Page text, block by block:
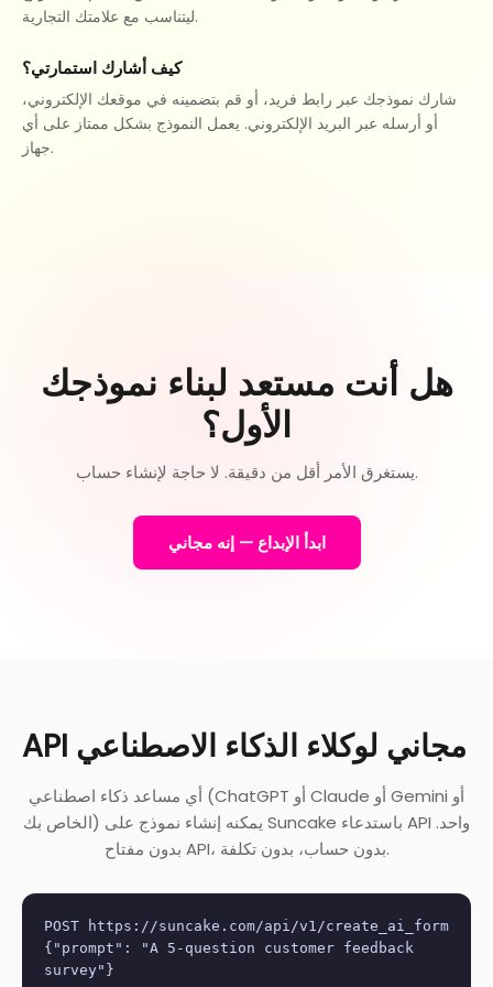
ليتناسب مع علامتك التجارية.
كيف أشارك استمارتي؟
شارك نموذجك عبر رابط فريد، أو قم بتضمينه في موقعك الإلكتروني،
أو أرسله عبر البريد الإلكتروني. يعمل النموذج بشكل ممتاز على أي
جهاز.
هل أنت مستعد لبناء نموذجك
الأول؟
يستغرق الأمر أقل من دقيقة. لا حاجة لإنشاء حساب.
ابدأ الإبداع — إنه مجاني
API مجاني لوكلاء الذكاء الاصطناعي
أي مساعد ذكاء اصطناعي (ChatGPT أو Claude أو Gemini أو
الخاص بك) يمكنه إنشاء نموذج على Suncake باستدعاء API واحد.
بدون مفتاح API، بدون حساب، بدون تكلفة.
POST https://suncake.com/api/v1/create_ai_form
{"prompt": "A 5-question customer feedback
survey"}